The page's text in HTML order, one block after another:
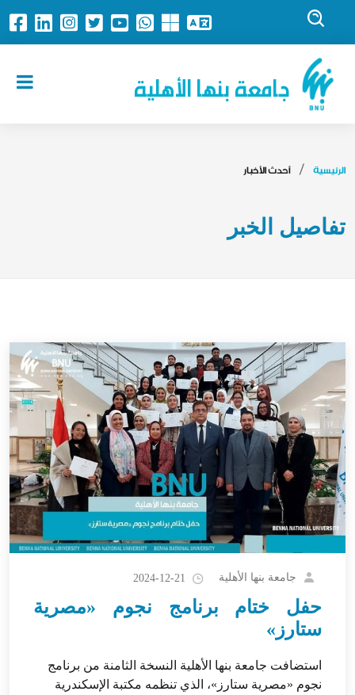
جامعة بنها الأهلية
الرئيسية أحدث الأخبار
تفاصيل الخبر
جامعة بنها الأهلية 2024-12-21
حفل ختام برنامج نجوم «مصرية
ستارز»
استضافت جامعة بنها الأهلية النسخة الثامنة من برنامج
نجوم «مصرية ستارز»، الذي تنظمه مكتبة الإسكندرية